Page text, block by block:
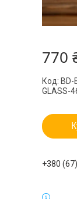
770
Код: BD-
GLASS-
+380